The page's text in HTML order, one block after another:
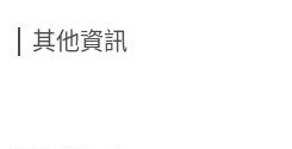
其他資訊